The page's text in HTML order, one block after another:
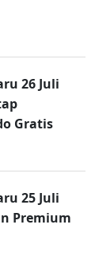
26 Juli
Gratis
25 Juli
Premium